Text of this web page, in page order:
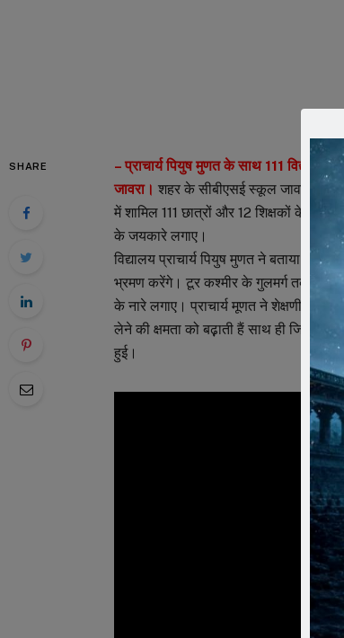
SHARE
– प्राचार्य पियुष मुणत के साथ 111
जावरा। शहर के सीबीएसई स्कूल जावरा
में शामिल 111 छात्रों और 12 शिक्षकों के साथ
के जयकारे लगाए।
विद्यालय प्राचार्य पियुष मुणत ने बताया कि
भ्रमण करेंगे। टूर कश्मीर के गुलमर्ग तक पहंचा,
के नारे लगाए। प्राचार्य मूणत ने शेक्षणीक
लेने की क्षमता को बढ़़ाती हैं साथ ही
हुई।